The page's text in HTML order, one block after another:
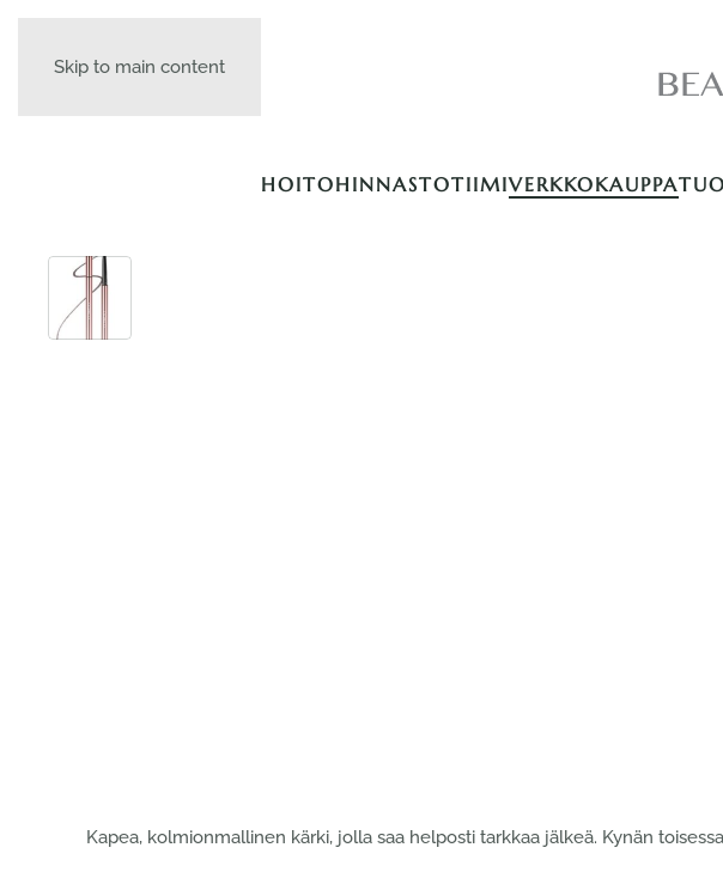
Skip to main content
HOITOHINNASTOTIIMIVERKKOKAUPPA
Kapea, kolmionmallinen kärki, jolla saa helposti tarkkaa jälkeä. Kynän